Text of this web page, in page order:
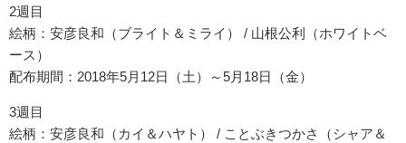
2週目
絵柄：安彦良和（ブライト＆ミライ） / 山根公利（ホワイトベ
ース）
配布期間：2018年5月12日（土）～5月18日（金）
3週目
絵柄：安彦良和（カイ＆ハヤト） / ことぶきつかさ（シャア＆